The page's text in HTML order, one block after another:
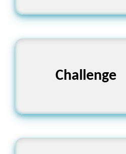
Challenge
চ্যালেঞ্জ, প্রতিদ্বন্দ্বিতা